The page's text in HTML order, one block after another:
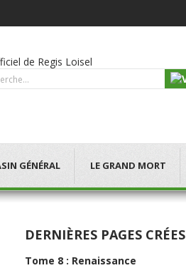
de Regis Loisel
GÉNÉRAL LE GRAND MORT
DERNIÈRES PAGES CRÉES
Tome 8 : Renaissance